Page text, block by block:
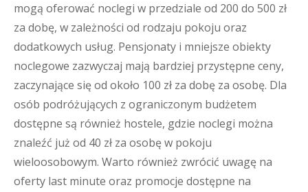
mogą oferować noclegi w przedziale od 200 do 500 zł
za dobę, w zależności od rodzaju pokoju oraz
dodatkowych usług. Pensjonaty i mniejsze obiekty
noclegowe zazwyczaj mają bardziej przystępne ceny,
zaczynające się od około 100 zł za dobę za osobę. Dla
osób podróżujących z ograniczonym budżetem
dostępne są również hostele, gdzie noclegi można
znaleźć już od 40 zł za osobę w pokoju
wieloosobowym. Warto również zwrócić uwagę na
oferty last minute oraz promocje dostępne na